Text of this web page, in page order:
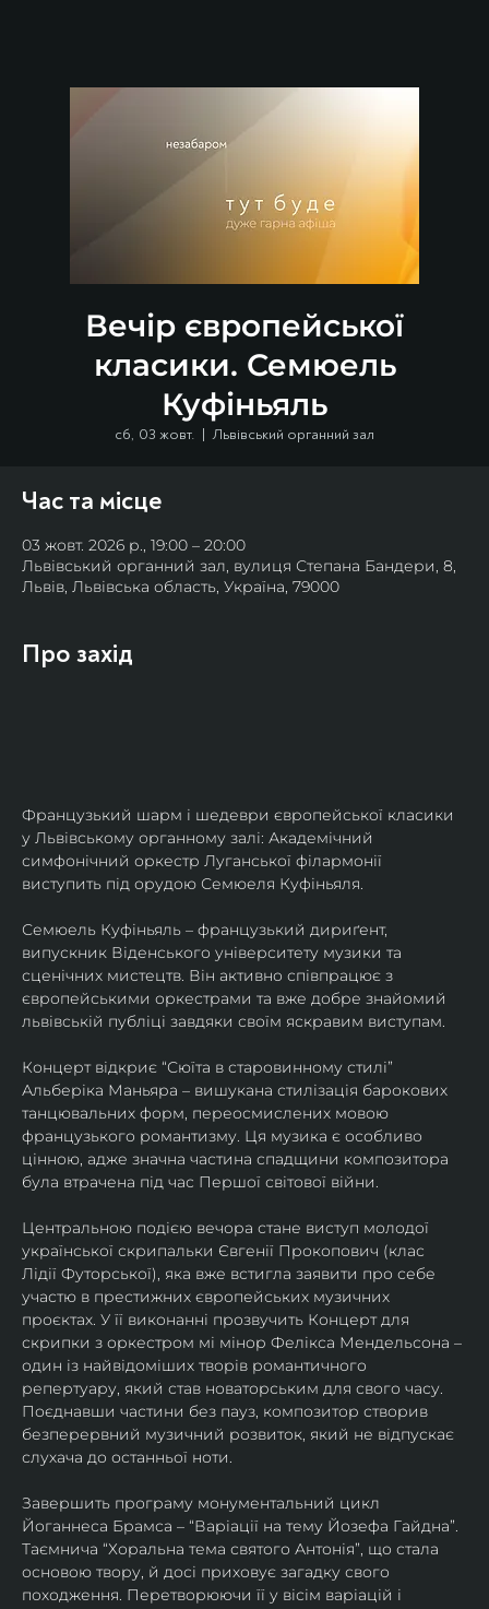
Вечір європейської
класики. Семюель
Куфіньяль
сб, 03 жовт.
  |
Львівський органний зал
Час та місце
03 жовт. 2026 р., 19:00 – 20:00
Львівський органний зал, вулиця Степана Бандери, 8,
Львів, Львівська область, Україна, 79000
Про захід
Французький шарм і шедеври європейської класики
у Львівському органному залі: Академічний
симфонічний оркестр Луганської філармонії
виступить під орудою Семюеля Куфіньяля.
Семюель Куфіньяль – французький дириґент,
випускник Віденського університету музики та
сценічних мистецтв. Він активно співпрацює з
європейськими оркестрами та вже добре знайомий
львівській публіці завдяки своїм яскравим виступам.
Концерт відкриє “Сюїта в старовинному стилі”
Альберіка Маньяра – вишукана стилізація барокових
танцювальних форм, переосмислених мовою
французького романтизму. Ця музика є особливо
цінною, адже значна частина спадщини композитора
була втрачена під час Першої світової війни.
Центральною подією вечора стане виступ молодої
української скрипальки Євгенії Прокопович (клас
Лідії Футорської), яка вже встигла заявити про себе
участю в престижних європейських музичних
проєктах. У її виконанні прозвучить Концерт для
скрипки з оркестром мі мінор Фелікса Мендельсона –
один із найвідоміших творів романтичного
репертуару, який став новаторським для свого часу.
Поєднавши частини без пауз, композитор створив
безперервний музичний розвиток, який не відпускає
слухача до останньої ноти.
Завершить програму монументальний цикл
Йоганнеса Брамса – “Варіації на тему Йозефа Гайдна”.
Таємнича “Хоральна тема святого Антонія”, що стала
основою твору, й досі приховує загадку свого
походження. Перетворюючи її у вісім варіацій і